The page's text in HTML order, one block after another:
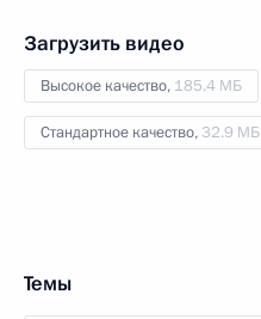
Загрузить видео
Высокое качество, 185.4 МБ
Стандартное качество, 32.9 МБ
Темы